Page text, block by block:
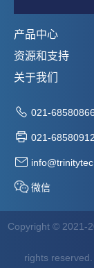
产品中心
资源和支持
关于我们
021-68580866
021-68580912
微信
Copyright © 2021-
rights reserved.